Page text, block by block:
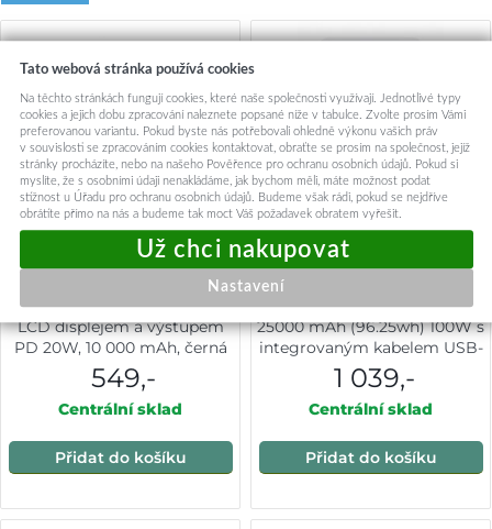
Powerbanka FIXED Zen2 10 s
LCD displejem a výstupem
PD 20W, 10 000 mAh, černá
549,-
Centrální sklad
Přidat do košíku
Powerbank Swissten cestovní
25000 mAh (96.25wh) 100W s
integrovaným kabelem USB-
C šedá
1 039,-
Centrální sklad
Přidat do košíku
Tato webová stránka používá cookies
Na těchto stránkách fungují cookies, které naše společnosti využívají. Jednotlivé typy
cookies a jejich dobu zpracování naleznete popsané níže v tabulce. Zvolte prosím Vámi
preferovanou variantu. Pokud byste nás potřebovali ohledně výkonu vašich práv
v souvislosti se zpracováním cookies kontaktovat, obraťte se prosím na společnost, jejíž
stránky procházíte, nebo na našeho Pověřence pro ochranu osobních údajů. Pokud si
myslíte, že s osobními údaji nenakládáme, jak bychom měli, máte možnost podat
stížnost u Úřadu pro ochranu osobních údajů. Budeme však rádi, pokud se nejdříve
obrátíte přímo na nás a budeme tak moct Váš požadavek obratem vyřešit.
Nastavení